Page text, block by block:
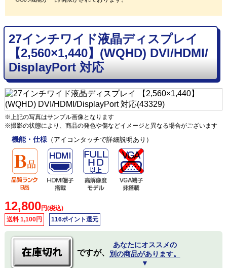
27インチワイド液晶ディスプレイ
【2,560×1,440】(WQHD) DVI/HDMI/
DisplayPort 対応
※上記の写真はサンプル画像となります
※撮影の状態により、商品の発色や傷などイメージと異なる場合がございます
機能・仕様（アイコンタッチで詳細説明あり）
12,800円(税込)
送料 1,100円
116ポイント還元
ですが、
あなたにオススメの
別の商品があります。
▼